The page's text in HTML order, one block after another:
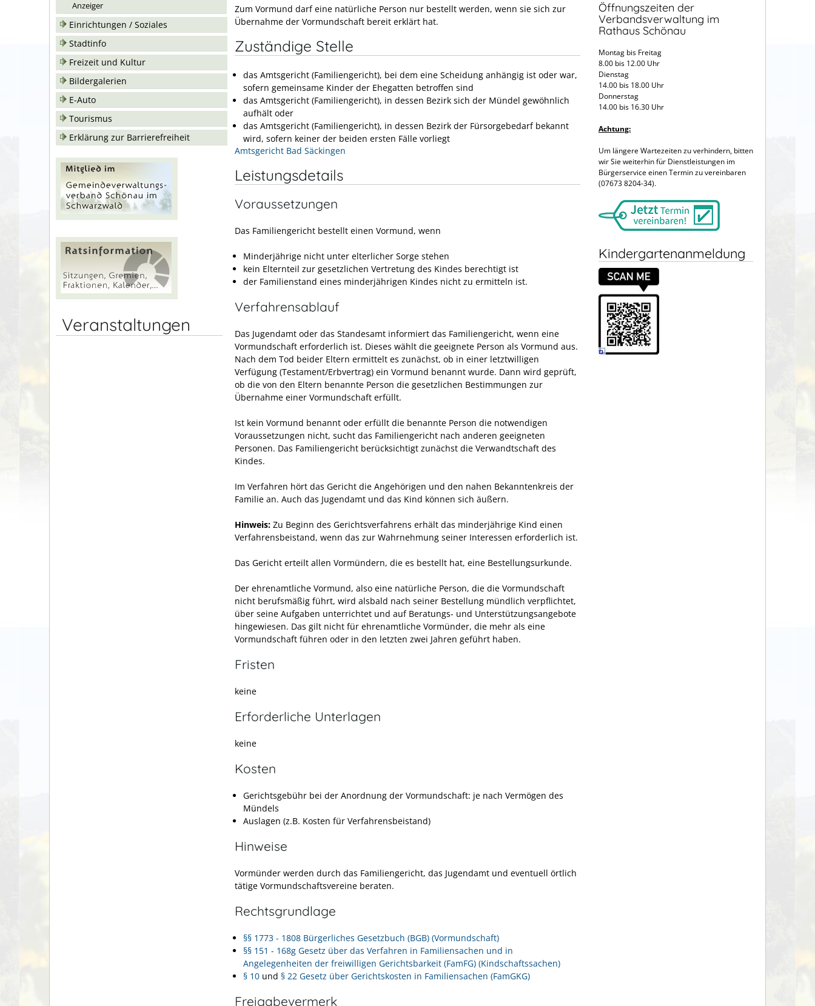
Anzeiger
Einrichtungen / Soziales
Stadtinfo
Freizeit und Kultur
Bildergalerien
E-Auto
Tourismus
Erklärung zur Barrierefreiheit
Veranstaltungen
Zum Vormund darf eine natürliche Person nur bestellt werden, wenn sie sich zur
Übernahme der Vormundschaft bereit erklärt hat.
Zuständige Stelle
das Amtsgericht (Familiengericht), bei dem eine Scheidung anhängig ist oder war,
sofern gemeinsame Kinder der Ehegatten betroffen sind
das Amtsgericht (Familiengericht), in dessen Bezirk sich der Mündel gewöhnlich
aufhält oder
das Amtsgericht (Familiengericht), in dessen Bezirk der Fürsorgebedarf bekannt
wird, sofern keiner der beiden ersten Fälle vorliegt
Amtsgericht Bad Säckingen
Leistungsdetails
Voraussetzungen
Das Familiengericht bestellt einen Vormund, wenn
Minderjährige nicht unter elterlicher Sorge stehen
kein Elternteil zur gesetzlichen Vertretung des Kindes berechtigt ist
der Familienstand eines minderjährigen Kindes nicht zu ermitteln ist.
Verfahrensablauf
Das Jugendamt oder das Standesamt informiert das Familiengericht, wenn eine
Vormundschaft erforderlich ist. Dieses wählt die geeignete Person als Vormund aus.
Nach dem Tod beider Eltern ermittelt es zunächst, ob in einer letztwilligen
Verfügung (Testament/Erbvertrag) ein Vormund benannt wurde. Dann wird geprüft,
ob die von den Eltern benannte Person die gesetzlichen Bestimmungen zur
Übernahme einer Vormundschaft erfüllt.
Ist kein Vormund benannt oder erfüllt die benannte Person die notwendigen
Voraussetzungen nicht, sucht das Familiengericht nach anderen geeigneten
Personen. Das Familiengericht berücksichtigt zunächst die Verwandtschaft des
Kindes.
Im Verfahren hört das Gericht die Angehörigen und den nahen Bekanntenkreis der
Familie an. Auch das Jugendamt und das Kind können sich äußern.
Hinweis: Zu Beginn des Gerichtsverfahrens erhält das minderjährige Kind einen
Verfahrensbeistand, wenn das zur Wahrnehmung seiner Interessen erforderlich ist.
Das Gericht erteilt allen Vormündern, die es bestellt hat, eine Bestellungsurkunde.
Der ehrenamtliche Vormund, also eine natürliche Person, die die Vormundschaft
nicht berufsmäßig führt, wird alsbald nach seiner Bestellung mündlich verpflichtet,
über seine Aufgaben unterrichtet und auf Beratungs- und Unterstützungsangebote
hingewiesen. Das gilt nicht für ehrenamtliche Vormünder, die mehr als eine
Vormundschaft führen oder in den letzten zwei Jahren geführt haben.
Fristen
keine
Erforderliche Unterlagen
keine
Kosten
Gerichtsgebühr bei der Anordnung der Vormundschaft: je nach Vermögen des
Mündels
Auslagen (z.B. Kosten für Verfahrensbeistand)
Hinweise
Vormünder werden durch das Familiengericht, das Jugendamt und eventuell örtlich
tätige Vormundschaftsvereine beraten.
Rechtsgrundlage
§§ 1773 - 1808 Bürgerliches Gesetzbuch (BGB) (Vormundschaft)
§§ 151 - 168g Gesetz über das Verfahren in Familiensachen und in
Angelegenheiten der freiwilligen Gerichtsbarkeit (FamFG) (Kindschaftssachen)
§ 10 und § 22 Gesetz über Gerichtskosten in Familiensachen (FamGKG)
Freigabevermerk
Öffnungszeiten der
Verbandsverwaltung im
Rathaus Schönau
Montag bis Freitag
8.00 bis 12.00 Uhr
Dienstag
14.00 bis 18.00 Uhr
Donnerstag
14.00 bis 16.30 Uhr
Achtung:
Um längere Wartezeiten zu verhindern, bitten
wir Sie weiterhin für Dienstleistungen im
Bürgerservice einen Termin zu vereinbaren
(07673 8204-34).
Kindergartenanmeldung